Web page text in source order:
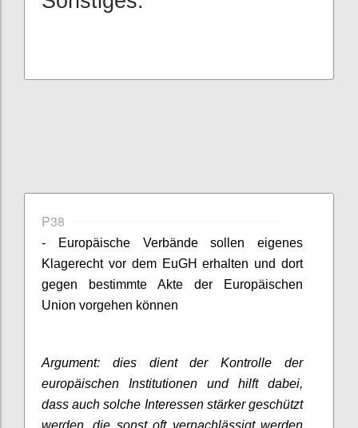
P38
- Europäische Verbände sollen eigenes
Klagerecht vor dem EuGH erhalten und dort
gegen bestimmte Akte der Europäischen
Union vorgehen können
Argument: dies dient der Kontrolle der
europäischen Institutionen und hilft dabei,
dass auch solche Interessen stärker geschützt
werden, die sonst oft vernachlässigt werden